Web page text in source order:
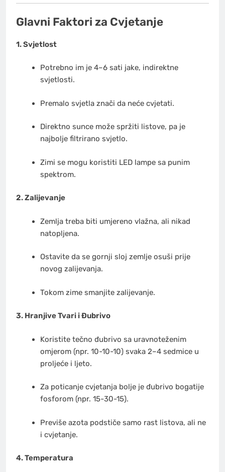
Glavni Faktori za Cvjetanje
1. Svjetlost
Potrebno im je 4–6 sati jake, indirektne
svjetlosti.
Premalo svjetla znači da neće cvjetati.
Direktno sunce može spržiti listove, pa je
najbolje filtrirano svjetlo.
Zimi se mogu koristiti LED lampe sa punim
spektrom.
2. Zalijevanje
Zemlja treba biti umjereno vlažna, ali nikad
natopljena.
Ostavite da se gornji sloj zemlje osuši prije
novog zalijevanja.
Tokom zime smanjite zalijevanje.
3. Hranjive Tvari i Đubrivo
Koristite tečno đubrivo sa uravnoteženim
omjerom (npr. 10-10-10) svaka 2–4 sedmice u
proljeće i ljeto.
Za poticanje cvjetanja bolje je đubrivo bogatije
fosforom (npr. 15-30-15).
Previše azota podstiče samo rast listova, ali ne
i cvjetanje.
4. Temperatura